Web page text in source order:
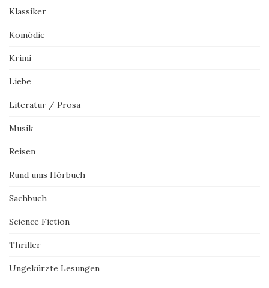
Klassiker
Komödie
Krimi
Liebe
Literatur / Prosa
Musik
Reisen
Rund ums Hörbuch
Sachbuch
Science Fiction
Thriller
Ungekürzte Lesungen